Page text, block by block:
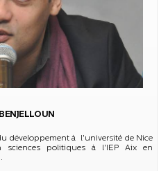
développement à l'université de Nice
sciences politiques à l'IEP Aix en